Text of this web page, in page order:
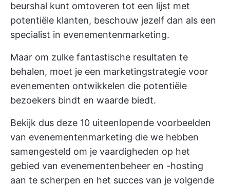
beurshal kunt omtoveren tot een lijst met
potentiële klanten, beschouw jezelf dan als een
specialist in evenementenmarketing.
Maar om zulke fantastische resultaten te
behalen, moet je een marketingstrategie voor
evenementen ontwikkelen die potentiële
bezoekers bindt en waarde biedt.
Bekijk dus deze 10 uiteenlopende voorbeelden
van evenementenmarketing die we hebben
samengesteld om je vaardigheden op het
gebied van evenementenbeheer en -hosting
aan te scherpen en het succes van je volgende